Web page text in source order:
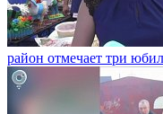
район отмечает три